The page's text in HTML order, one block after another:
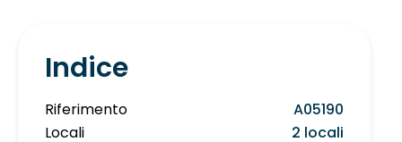
Indice
Riferimento
A05190
Locali
2 locali